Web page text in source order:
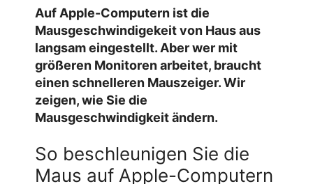
Auf Apple-Computern ist die
Mausgeschwindigekeit von Haus aus
langsam eingestellt. Aber wer mit
größeren Monitoren arbeitet, braucht
einen schnelleren Mauszeiger. Wir
zeigen, wie Sie die
Mausgeschwindigkeit ändern.
So beschleunigen Sie die
Maus auf Apple-Computern